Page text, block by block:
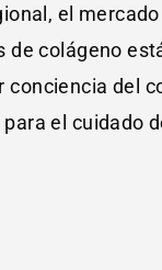
el
de colágeno
conciencia del
el cuidado